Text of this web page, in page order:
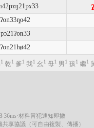
ʔon33ȵo42
pɔ21ʔon33
ʔon21hø42
1 乾1 爹1 我1 幺1 母1 男 1 孩1 繼1
36ms·材料冒犯通知即撤
享協議（可自由複製、傳播）